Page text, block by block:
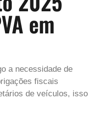
em
a necessidade de
fiscais
de veículos, isso